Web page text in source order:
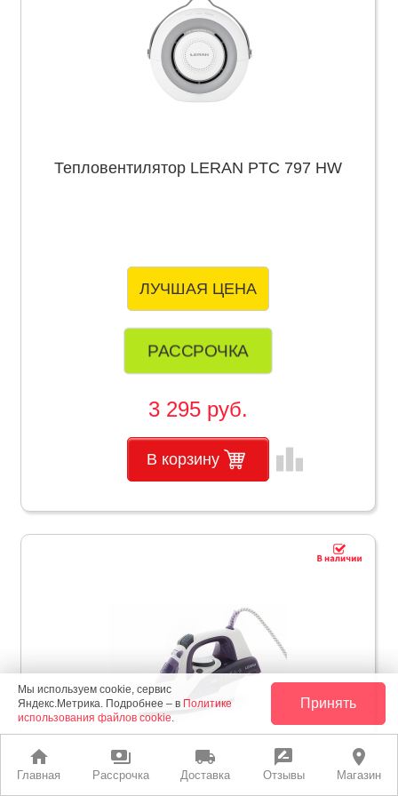
home
Главная
payments
Рассрочка
local_shipping
Доставка
rate_review
Отзывы
place
Магазин
Тепловентилятор LERAN PTC 797 HW
ЛУЧШАЯ ЦЕНА
РАССРОЧКА
3 295 руб.
В корзину leaderboard
Утюг LERAN CEI 2837
Мы используем cookie, сервис
Яндекс.Метрика. Подробнее – в Политике
использования файлов cookie.
Принять